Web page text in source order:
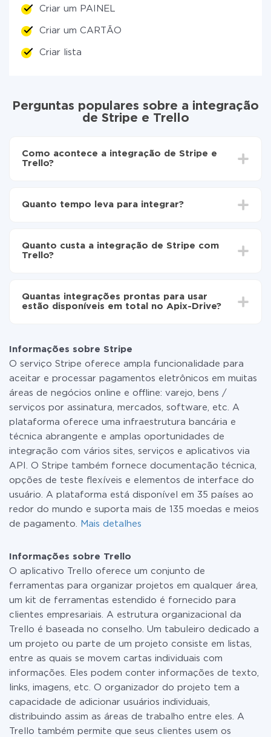
Criar um PAINEL
Criar um CARTÃO
Criar lista
Perguntas populares sobre a integração
de Stripe e Trello
Como acontece a integração de Stripe e
Trello?
Ative a atualização automática
Quanto tempo leva para integrar?
30 minutos. Em média, a configuração leva de 10 a 15
minutos.
Quanto custa a integração de Stripe com
Trello?
as tarifas. Você paga apenas pela quantidade de
dados que é realmente transferida de um de seus
ou mudar para um de pago, se necessário. Mais
detalhes sobretarifas.
Quantas integrações prontas para usar
estão disponíveis em total no Apix-Drive?
Informações sobre Stripe
O serviço Stripe oferece ampla funcionalidade para
aceitar e processar pagamentos eletrônicos em muitas
áreas de negócios online e offline: varejo, bens /
serviços por assinatura, mercados, software, etc. A
plataforma oferece uma infraestrutura bancária e
técnica abrangente e amplas oportunidades de
integração com vários sites, serviços e aplicativos via
API. O Stripe também fornece documentação técnica,
opções de teste flexíveis e elementos de interface do
usuário. A plataforma está disponível em 35 países ao
redor do mundo e suporta mais de 135 moedas e meios
de pagamento.
Mais detalhes
Informações sobre Trello
O aplicativo Trello oferece um conjunto de
ferramentas para organizar projetos em qualquer área,
um kit de ferramentas estendido é fornecido para
clientes empresariais. A estrutura organizacional da
Trello é baseada no conselho. Um tabuleiro dedicado a
um projeto ou parte de um projeto consiste em listas,
entre as quais se movem cartas individuais com
informações. Eles podem conter informações de texto,
links, imagens, etc. O organizador do projeto tem a
capacidade de adicionar usuários individuais,
distribuindo assim as áreas de trabalho entre eles. A
Trello também permite que seus clientes usem os